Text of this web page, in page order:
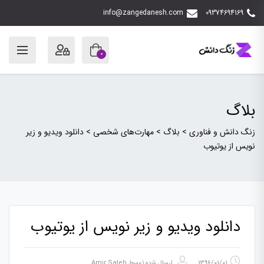
09374694169
info@zangedanesh.com
0
بلاگ
زنگ دانش و فناوری > بلاگ > مهارت‌های شخصی > دانلود ویدیو و زیر
نویس از یوتیوب
دانلود ویدیو و زیر نویس از یوتیوب